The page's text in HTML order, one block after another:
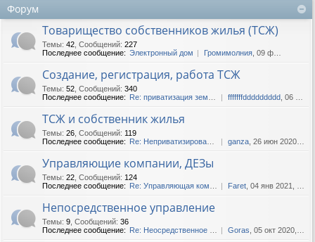
Форум
Товарищество собственников жилья (ТСЖ)
Темы: 42 Сообщений: 227
Последнее сообщение: Электронный дом Громимолния , 09 фев 2018, 11:43
Создание, регистрация, работа ТСЖ
Темы: 52 Сообщений: 340
Последнее сообщение: Re: приватизация земли ТСЖ fffffffddddddddd , 06 июл 2019, 16:07
ТСЖ и собственник жилья
Темы: 26 Сообщений: 119
Последнее сообщение: Re: Неприватизированные ква... ganza , 26 июн 2020, 13:29
Управляющие компании, ДЕЗы
Темы: 22 Сообщений: 124
Последнее сообщение: Re: Управляющая компания не... Faret , 04 янв 2021, 14:10
Непосредственное управление
Темы: 9 Сообщений: 36
Последнее сообщение: Re: Неосредственное управле... Goras , 05 окт 2020, 20:43